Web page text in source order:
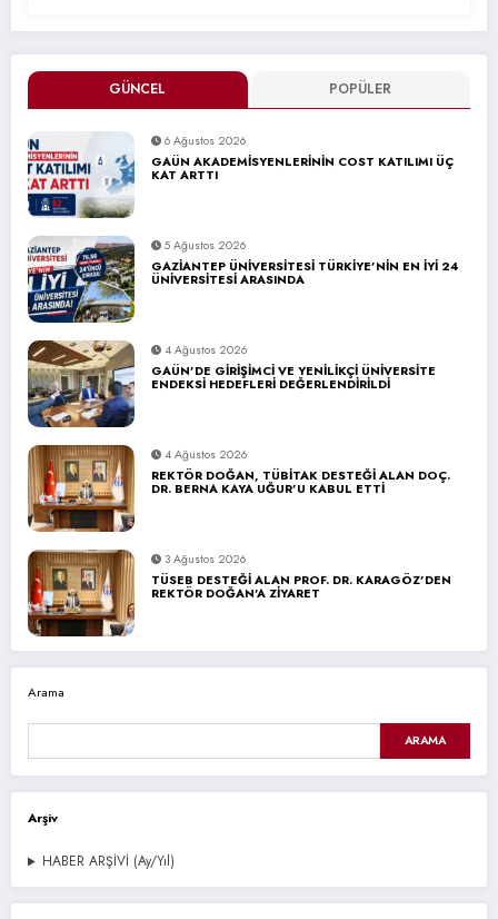
GÜNCEL POPÜLER
6 Ağustos 2026
GAÜN AKADEMİSYENLERİNİN COST KATILIMI ÜÇ
KAT ARTTI
5 Ağustos 2026
GAZİANTEP ÜNİVERSİTESİ TÜRKİYE’NİN EN İYİ 24
ÜNİVERSİTESİ ARASINDA
4 Ağustos 2026
GAÜN’DE GİRİŞİMCİ VE YENİLİKÇİ ÜNİVERSİTE
ENDEKSİ HEDEFLERİ DEĞERLENDİRİLDİ
4 Ağustos 2026
REKTÖR DOĞAN, TÜBİTAK DESTEĞİ ALAN DOÇ.
DR. BERNA KAYA UĞUR’U KABUL ETTİ
3 Ağustos 2026
TÜSEB DESTEĞİ ALAN PROF. DR. KARAGÖZ’DEN
REKTÖR DOĞAN’A ZİYARET
Arama
ARAMA
Arşiv
HABER ARŞİVİ (Ay/Yıl)